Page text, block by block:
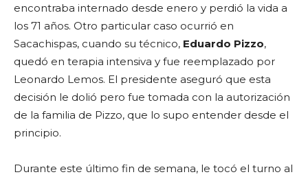
encontraba internado desde enero y perdió la vida a
los 71 años. Otro particular caso ocurrió en
Sacachispas, cuando su técnico, Eduardo Pizzo,
quedó en terapia intensiva y fue reemplazado por
Leonardo Lemos. El presidente aseguró que esta
decisión le dolió pero fue tomada con la autorización
de la familia de Pizzo, que lo supo entender desde el
principio.
Durante este último fin de semana, le tocó el turno al